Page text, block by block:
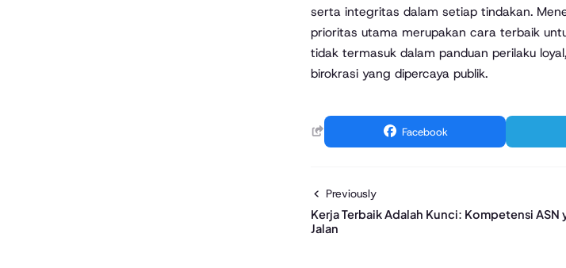
serta integritas dalam setiap tindakan.
prioritas utama merupakan cara terbaik
tidak termasuk dalam panduan perilaku
birokrasi yang dipercaya publik.
Facebook
Previously
Kerja Terbaik Adalah Kunci: Kompetensi ASN
Jalan